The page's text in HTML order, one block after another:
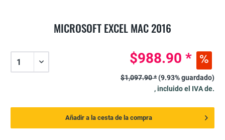
MICROSOFT EXCEL MAC 2016
$988.90 *
$1,097.90 *(9.93% guardado)
, incluido el IVA de.
Añadir a la cesta de la compra